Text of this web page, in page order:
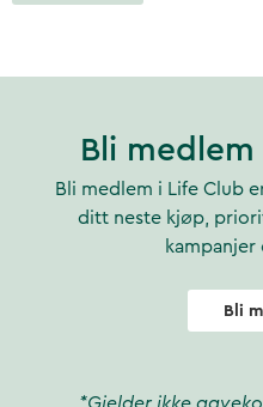
Bli medlem
Bli medlem i Life Club
ditt neste kjøp,
kampanjer
Bli